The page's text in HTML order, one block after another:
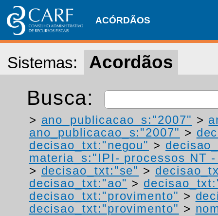
ACÓRDÃOS
Sistemas: Acordãos
Busca:
> ano_publicacao_s:"2007" >
ano_publicacao_s:"2007" >
decisao_txt:"negou" >
materia_s:"IPI- processos NT
> decisao_txt:"se" >
decisao_txt:"ao" >
decisao_txt:"provimento" >
decisao_txt:"provimento" >